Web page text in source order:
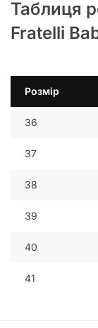
Таблиця
Fratelli
Розмір
36
37
38
39
40
41